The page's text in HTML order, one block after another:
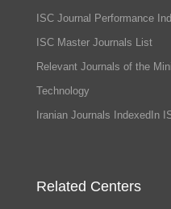
ISC Journal Performance
ISC Master Journals List
Relevant Journals of the
Technology
Iranian Journals IndexedIn
Related Centers